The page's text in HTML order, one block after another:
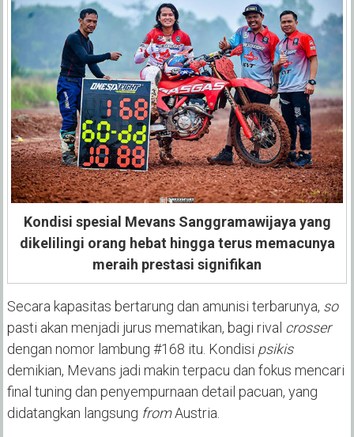
Kondisi spesial Mevans Sanggramawijaya yang
dikelilingi orang hebat hingga terus memacunya
meraih prestasi signifikan
Secara kapasitas bertarung dan amunisi terbarunya, so
pasti akan menjadi jurus mematikan, bagi rival crosser
dengan nomor lambung #168 itu. Kondisi psikis
demikian, Mevans jadi makin terpacu dan fokus mencari
final tuning dan penyempurnaan detail pacuan, yang
didatangkan langsung fromAustria.